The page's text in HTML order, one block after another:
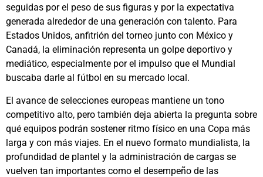
seguidas por el peso de sus figuras y por la expectativa
generada alrededor de una generación con talento. Para
Estados Unidos, anfitrión del torneo junto con México y
Canadá, la eliminación representa un golpe deportivo y
mediático, especialmente por el impulso que el Mundial
buscaba darle al fútbol en su mercado local.
El avance de selecciones europeas mantiene un tono
competitivo alto, pero también deja abierta la pregunta sobre
qué equipos podrán sostener ritmo físico en una Copa más
larga y con más viajes. En el nuevo formato mundialista, la
profundidad de plantel y la administración de cargas se
vuelven tan importantes como el desempeño de las